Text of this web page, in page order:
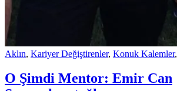
Aklın, Kariyer Değiştirenler, Konuk Kalemler,
O Şimdi Mentor: Emir Can